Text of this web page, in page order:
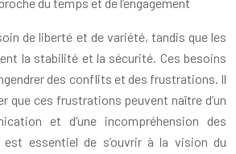
de liberté et de variété, tandis que les
la stabilité et la sécurité. Ces besoins
des conflits et des frustrations. Il
que ces frustrations peuvent naître d’un
et d’une incompréhension des
est essentiel de s’ouvrir à la vision du